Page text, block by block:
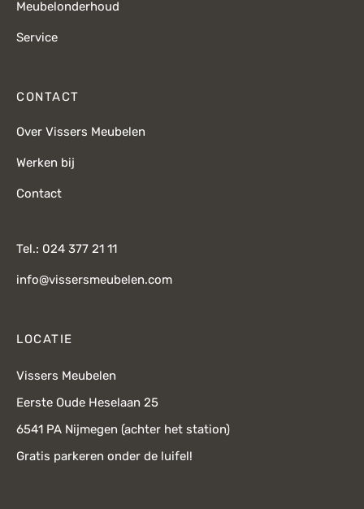
Meubelonderhoud
Service
CONTACT
Over Vissers Meubelen
Werken bij
Contact
Tel.: 024 377 21 11
info@vissersmeubelen.com
LOCATIE
Vissers Meubelen
Eerste Oude Heselaan 25
6541 PA Nijmegen (achter het station)
Gratis parkeren onder de luifel!